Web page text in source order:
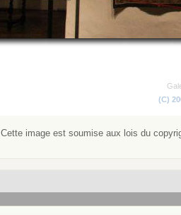
(C)
Cette image est soumise aux lois du